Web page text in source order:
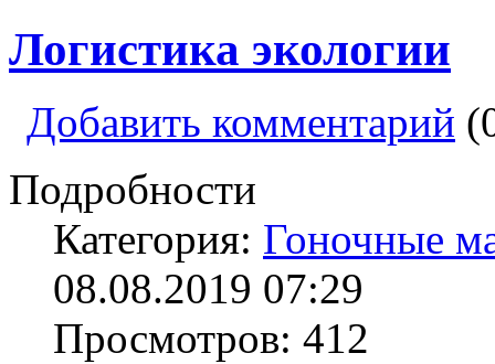
Логистика экологии
Добавить комментарий
Подробности
Категория: Гоночные
08.08.2019 07:29
Просмотров: 412